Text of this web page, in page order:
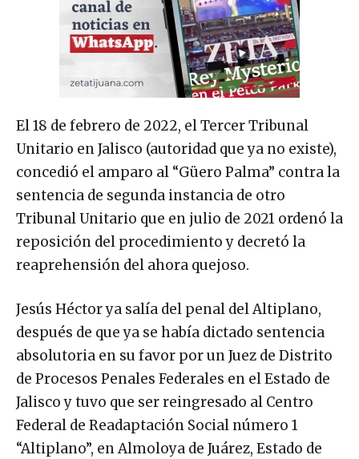
El 18 de febrero de 2022, el Tercer Tribunal
Unitario en Jalisco (autoridad que ya no existe),
concedió el amparo al “Güero Palma” contra la
sentencia de segunda instancia de otro
Tribunal Unitario que en julio de 2021 ordenó la
reposición del procedimiento y decretó la
reaprehensión del ahora quejoso.
Jesús Héctor ya salía del penal del Altiplano,
después de que ya se había dictado sentencia
absolutoria en su favor por un Juez de Distrito
de Procesos Penales Federales en el Estado de
Jalisco y tuvo que ser reingresado al Centro
Federal de Readaptación Social número 1
“Altiplano”, en Almoloya de Juárez, Estado de